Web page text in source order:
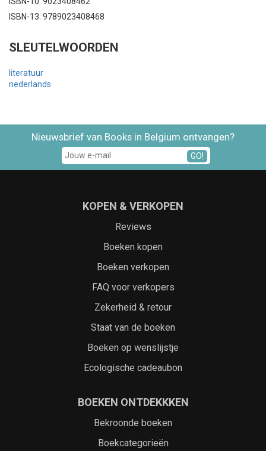
ISBN-13: 9789023408468
SLEUTELWOORDEN
literatuur
nederlands
Nieuwsbrief van Books in Belgium ontvangen?
GO!
KOPEN & VERKOPEN
Reviews
Boeken kopen
Boeken verkopen
FAQ voor verkopers
Zekerheid & retour
Staat van de boeken
Boeken op wenslijstje
Ecologische cadeaubon
BOEKEN ONTDEKKKEN
Bekroonde boeken
Boekcategorieën